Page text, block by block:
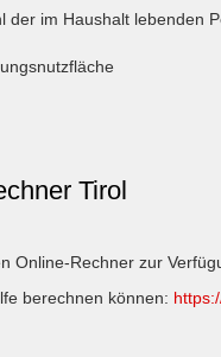
der im Haushalt lebenden
Tirol
Online-Rechner zur
berechnen können: